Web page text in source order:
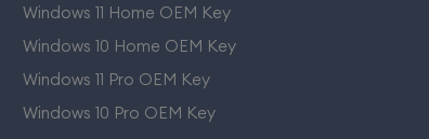
Windows 11 Home OEM Key
Windows 10 Home OEM Key
Windows 11 Pro OEM Key
Windows 10 Pro OEM Key